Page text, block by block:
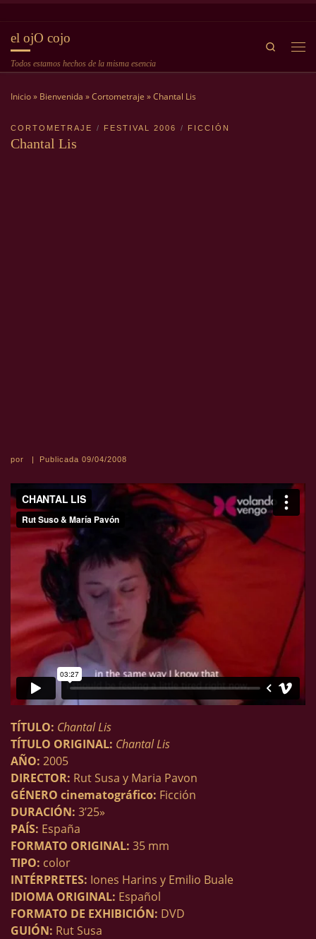
el ojO cojo
Todos estamos hechos de la misma esencia
Search
Inicio» Bienvenida »Cortometraje »Chantal Lis
CORTOMETRAJE FESTIVAL 2006 FICCIÓN
Chantal Lis
por | Publicada 09/04/2008
TÍTULO: Chantal Lis
TÍTULO ORIGINAL: Chantal Lis
AÑO: 2005
DIRECTOR: Rut Susa y Maria Pavon
GÉNERO cinematográfico: Ficción
DURACIÓN: 3’25»
PAÍS: España
FORMATO ORIGINAL: 35 mm
TIPO: color
INTÉRPRETES: Iones Harins y Emilio Buale
IDIOMA ORIGINAL: Español
FORMATO DE EXHIBICIÓN: DVD
GUIÓN: Rut Susa